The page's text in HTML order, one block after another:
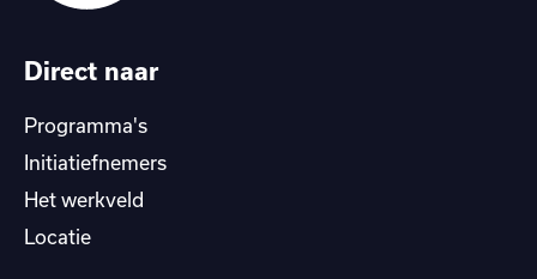
Direct naar
Programma's
Initiatiefnemers
Het werkveld
Locatie